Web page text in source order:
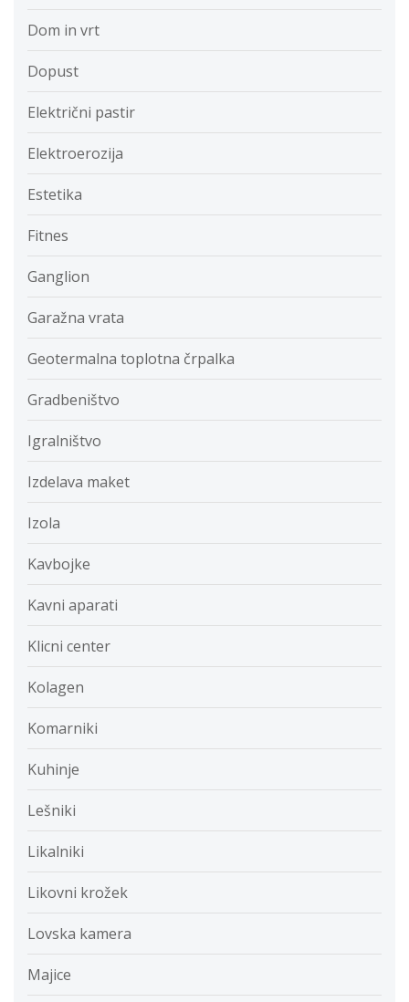
Dom in vrt
Dopust
Električni pastir
Elektroerozija
Estetika
Fitnes
Ganglion
Garažna vrata
Geotermalna toplotna črpalka
Gradbeništvo
Igralništvo
Izdelava maket
Izola
Kavbojke
Kavni aparati
Klicni center
Kolagen
Komarniki
Kuhinje
Lešniki
Likalniki
Likovni krožek
Lovska kamera
Majice